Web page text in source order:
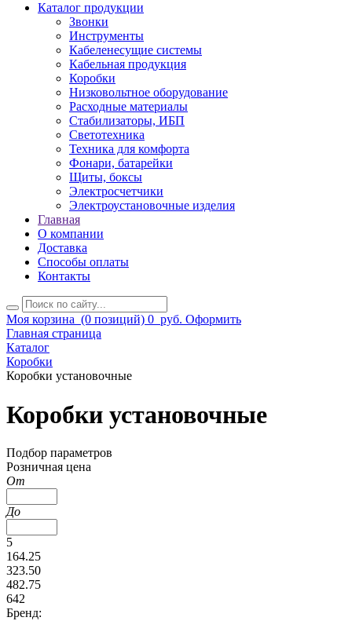
Каталог продукции
Звонки
Инструменты
Кабеленесущие системы
Кабельная продукция
Коробки
Низковольтное оборудование
Расходные материалы
Стабилизаторы, ИБП
Светотехника
Техника для комфорта
Фонари, батарейки
Щиты, боксы
Электросчетчики
Электроустановочные изделия
Главная
О компании
Доставка
Способы оплаты
Контакты
Моя корзина (0 позиций) 0 руб. Оформить
Главная страница
Каталог
Коробки
Коробки установочные
Коробки установочные
Подбор параметров
Розничная цена
От
До
5
164.25
323.50
482.75
642
Бренд: